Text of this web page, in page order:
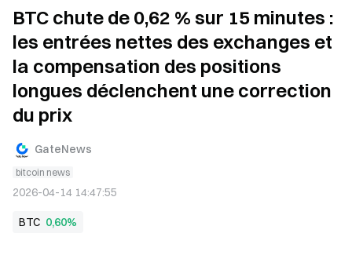
BTC chute de 0,62 % sur 15 minutes :
les entrées nettes des exchanges et
la compensation des positions
longues déclenchent une correction
du prix
GateNews
bitcoin news
2026-04-14 14:47:55
BTC 0,60%